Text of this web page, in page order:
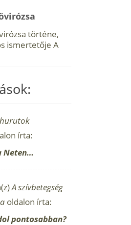
történe,
ismertetője A
írta:
Neten…
A szívbetegség
oldalon írta:
pontosabban?